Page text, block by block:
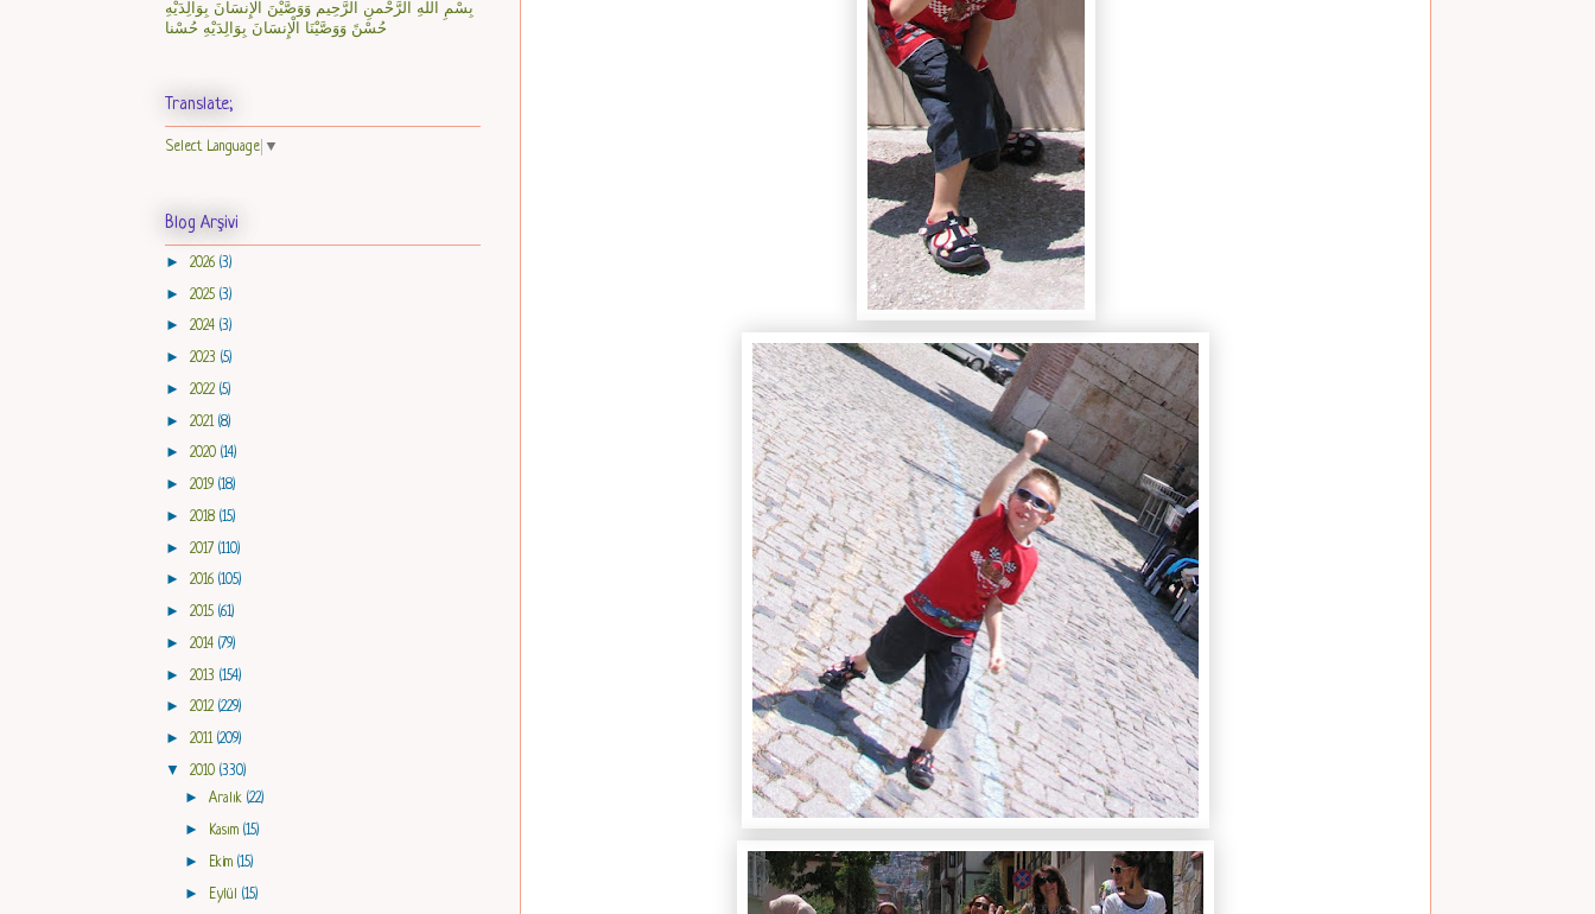
بِسْمِ اللهِ الرَّحْمنِ الرَّحِيم وَوَصَّيْنَ الْإِنسَانَ بِوَالِدَيْهِ
حُسْنً وَوَصَّيْنَا الْإِنسَانَ بِوَالِدَيْهِ حُسْنا
Translate;
Select Language ▼
Blog Arşivi
► 2026 (3)
► 2025 (3)
► 2024 (3)
► 2023 (5)
► 2022 (5)
► 2021 (8)
► 2020 (14)
► 2019 (18)
► 2018 (15)
► 2017 (110)
► 2016 (105)
► 2015 (61)
► 2014 (79)
► 2013 (154)
► 2012 (229)
► 2011 (209)
▼ 2010 (330)
► Aralık (22)
► Kasım (15)
► Ekim (15)
► Eylül (15)